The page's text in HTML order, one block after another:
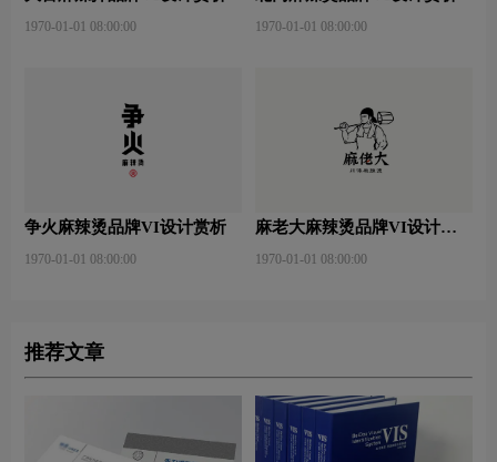
1970-01-01 08:00:00 1970-01-01 08:00:00
争火麻辣烫品牌VI设计赏析
1970-01-01 08:00:00
麻老大麻辣烫品牌VI设计赏
1970-01-01 08:00:00
推荐文章